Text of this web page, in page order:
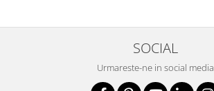
SOCIAL
Urmareste-ne in social media